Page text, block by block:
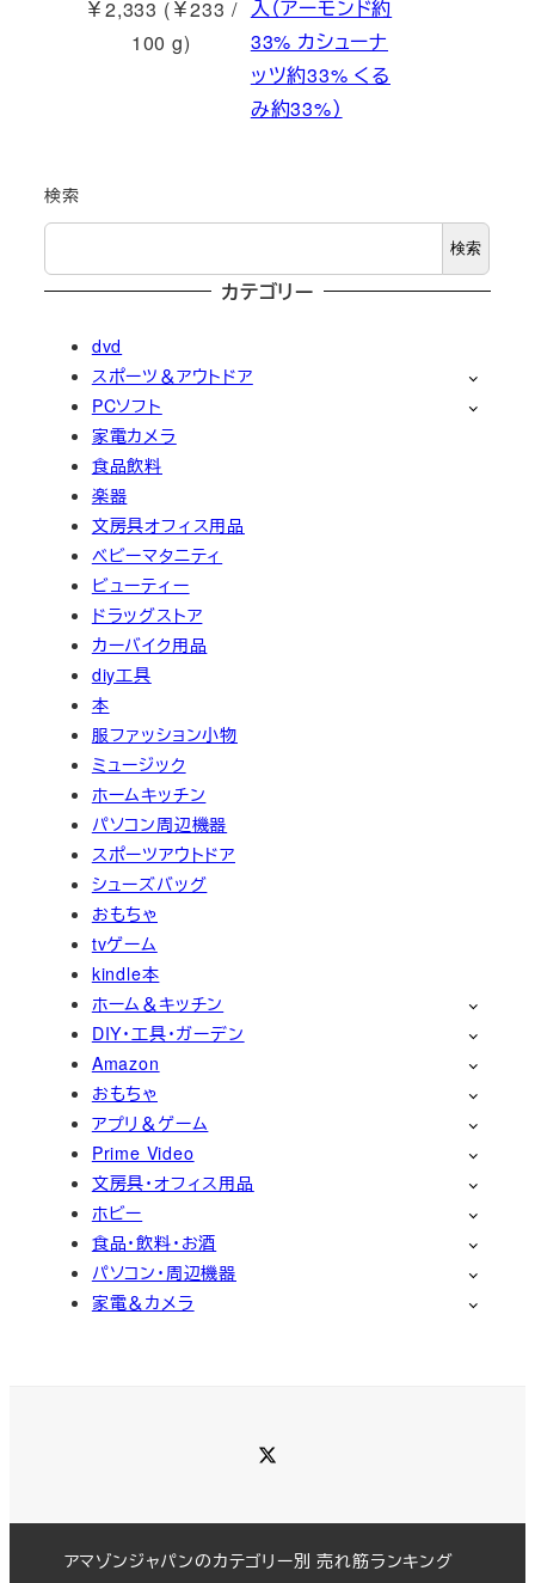
￥2,333 (￥233 /
100 g)
入（アーモンド約
33% カシューナ
ッツ約33% くる
み約33%）
検索
検索
カテゴリー
dvd
スポーツ＆アウトドア
PCソフト
家電カメラ
食品飲料
楽器
文房具オフィス用品
ベビーマタニティ
ビューティー
ドラッグストア
カーバイク用品
diy工具
本
服ファッション小物
ミュージック
ホームキッチン
パソコン周辺機器
スポーツアウトドア
シューズバッグ
おもちゃ
tvゲーム
kindle本
ホーム＆キッチン
DIY・工具・ガーデン
Amazon
おもちゃ
アプリ＆ゲーム
Prime Video
文房具・オフィス用品
ホビー
食品・飲料・お酒
パソコン・周辺機器
家電＆カメラ
アマゾンジャパンのカテゴリー別 売れ筋ランキング